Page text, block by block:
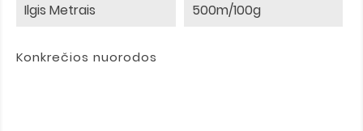
Ilgis Metrais 500m/100g
Konkrečios nuorodos